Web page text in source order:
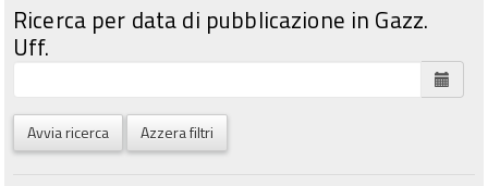
Ricerca per data di pubblicazione in Gazz.
Uff.
Avvia ricerca Azzera filtri